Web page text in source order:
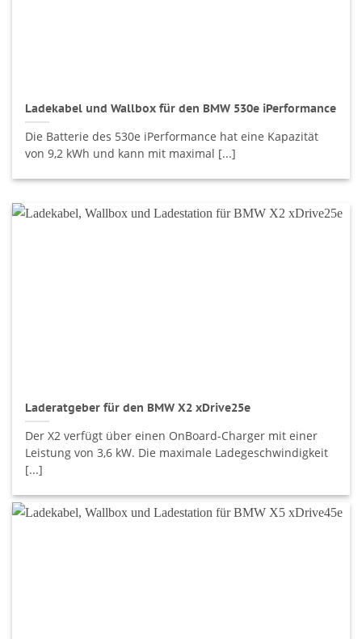
Ladekabel und Wallbox für den BMW 530e iPerformance
Die Batterie des 530e iPerformance hat eine Kapazität
von 9,2 kWh und kann mit maximal [...]
Laderatgeber für den BMW X2 xDrive25e
Der X2 verfügt über einen OnBoard-Charger mit einer
Leistung von 3,6 kW. Die maximale Ladegeschwindigkeit
[...]